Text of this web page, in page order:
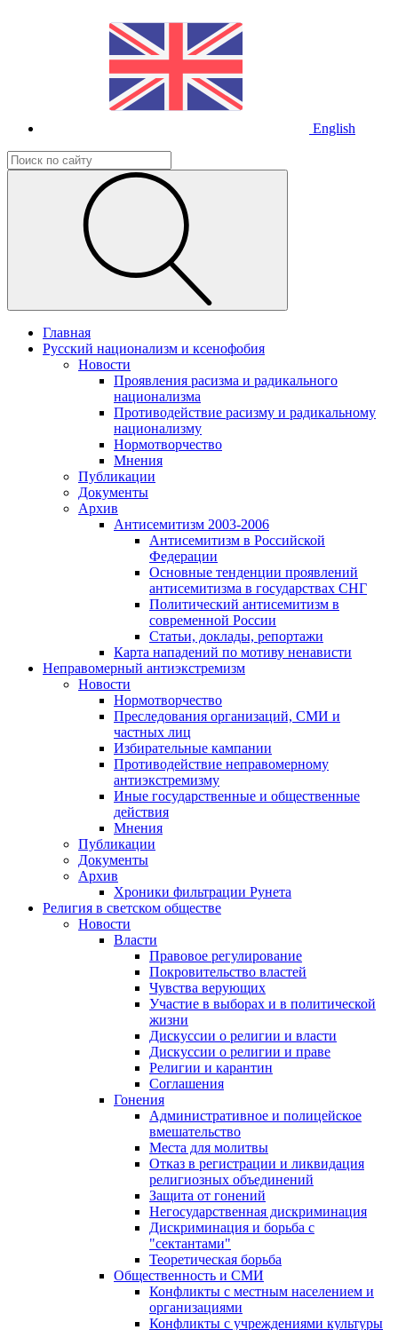
English
Главная
Русский национализм и ксенофобия
Новости
Проявления расизма и радикального
национализма
Противодействие расизму и радикальному
национализму
Нормотворчество
Мнения
Публикации
Документы
Архив
Антисемитизм 2003-2006
Антисемитизм в Российской
Федерации
Основные тенденции проявлений
антисемитизма в государствах СНГ
Политический антисемитизм в
современной России
Статьи, доклады, репортажи
Карта нападений по мотиву ненависти
Неправомерный антиэкстремизм
Новости
Нормотворчество
Преследования организаций, СМИ и
частных лиц
Избирательные кампании
Противодействие неправомерному
антиэкстремизму
Иные государственные и общественные
действия
Мнения
Публикации
Документы
Архив
Хроники фильтрации Рунета
Религия в светском обществе
Новости
Власти
Правовое регулирование
Покровительство властей
Чувства верующих
Участие в выборах и в политической
жизни
Дискуссии о религии и власти
Дискуссии о религии и праве
Религии и карантин
Соглашения
Гонения
Административное и полицейское
вмешательство
Места для молитвы
Отказ в регистрации и ликвидация
религиозных объединений
Защита от гонений
Негосударственная дискриминация
Дискриминация и борьба с
"сектантами"
Теоретическая борьба
Общественность и СМИ
Конфликты с местным населением и
организациями
Конфликты с учреждениями культуры